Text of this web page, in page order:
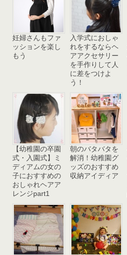
妊婦さんもファ
ッションを楽し
もう
入学式におしゃ
れをするならヘ
アアクセサリー
を手作りして人
に差をつけよ
う！
【幼稚園の卒園
式・入園式】ミ
ディアムの女の
子におすすめの
おしゃれヘアア
レンジpart1
朝のバタバタを
解消！幼稚園グ
ッズのおすすめ
収納アイディア